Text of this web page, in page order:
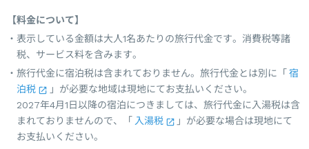
【料金について】
表示している金額は大人1名あたりの旅行代金です。消費税等諸
税、サービス料を含みます。
旅行代金に宿泊税は含まれておりません。旅行代金とは別に「 宿
泊税
」が必要な地域は現地にてお支払いください。
2027年4月1日以降の宿泊につきましては、旅行代金に入湯税は含
まれておりませんので、「 入湯税
」が必要な場合は現地にて
お支払いください。